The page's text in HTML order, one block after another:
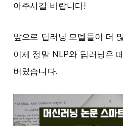
아주시길 바랍니다!
앞으로 딥러닝 모델들이 더
이제 정말 NLP와 딥러닝은
버렸습니다.